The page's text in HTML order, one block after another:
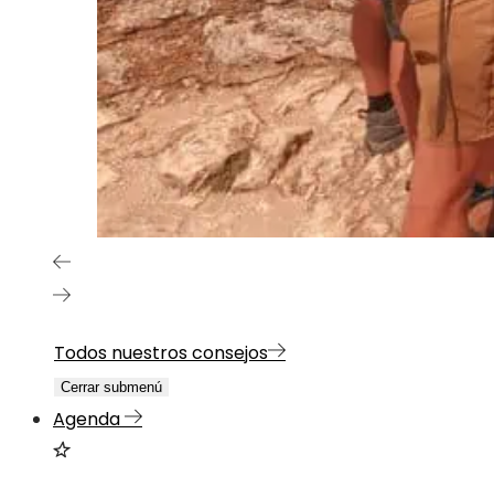
Todos nuestros consejos
Cerrar submenú
Agenda